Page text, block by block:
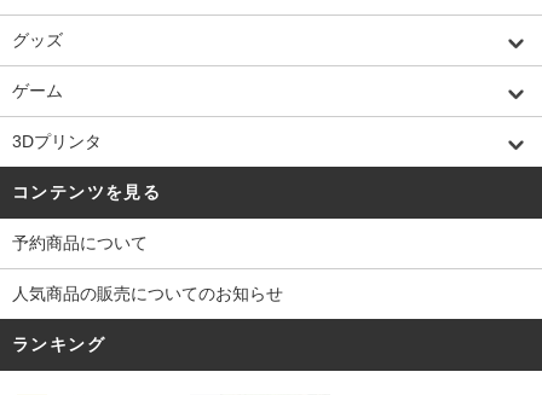
グッズ
ゲーム
3Dプリンタ
コンテンツを見る
予約商品について
人気商品の販売についてのお知らせ
ランキング